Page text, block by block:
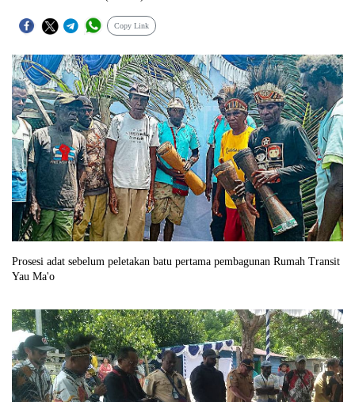
Copy Link
Prosesi adat sebelum peletakan batu pertama pembagunan Rumah Transit
Yau Ma'o